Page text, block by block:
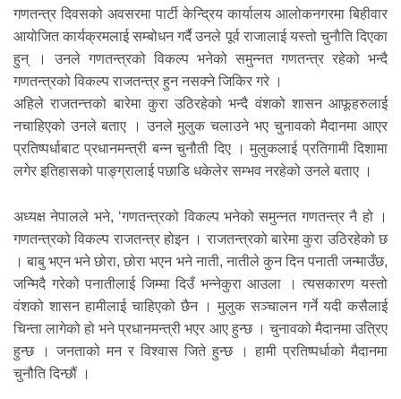
गणतन्त्र दिवसको अवसरमा पार्टी केन्द्रिय कार्यालय आलोकनगरमा बिहीवार
आयोजित कार्यक्रमलाई सम्बोधन गर्दै उनले पूर्व राजालाई यस्तो चुनाैति दिएका
हुन् । उनले गणतन्त्रको विकल्प भनेको समुन्नत गणतन्त्र रहेको भन्दै
गणतन्त्रको विकल्प राजतन्त्र हुन नसक्ने जिकिर गरे ।
अहिले राजतन्त्तको बारेमा कुरा उठिरहेको भन्दै वंशको शासन आफूहरुलाई
नचाहिएको उनले बताए । उनले मुलुक चलाउने भए चुनावको मैदानमा आएर
प्रतिष्पर्धाबाट प्रधानमन्त्री बन्न चुनौती दिए । मुलुकलाई प्रतिगामी दिशामा
लगेर इतिहासको पाङ्ग्रालाई पछाडि धकेलेर सम्भव नरहेको उनले बताए ।
अध्यक्ष नेपालले भने, ‘गणतन्त्रको विकल्प भनेको समुन्नत गणतन्त्र नै हो ।
गणतन्त्रको विकल्प राजतन्त्र होइन । राजतन्त्रको बारेमा कुरा उठिरहेको छ
। बाबु भएन भने छोरा, छोरा भएन भने नाती, नातीले कुन दिन पनाती जन्माउँछ,
जन्मिदै गरेको पनातीलाई जिम्मा दिउँ भन्नेकुरा आउला । त्यसकारण यस्तो
वंशको शासन हामीलाई चाहिएको छैन । मुलुक सञ्चालन गर्ने यदी कसैलाई
चिन्ता लागेको हो भने प्रधानमन्त्री भएर आए हुन्छ । चुनावको मैदानमा उत्रिए
हुन्छ । जनताको मन र विश्वास जिते हुन्छ । हामी प्रतिष्पर्धाको मैदानमा
चुनौति दिन्छौं ।